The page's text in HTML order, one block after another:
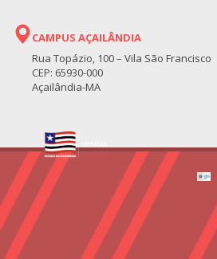
CAMPUS AÇAILÂNDIA
Rua Topázio, 100 – Vila São Francisco
CEP: 65930-000
Açailândia-MA